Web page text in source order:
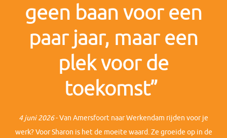
geen baan voor een
paar jaar, maar een
plek voor de
toekomst”
4 juni 2026- Van Amersfoort naar Werkendam rijden voor je
werk? Voor Sharon is het de moeite waard. Ze groeide op in de